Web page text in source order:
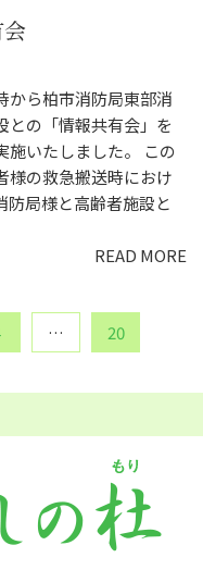
ら柏市消防局東部消
との「情報共有会」を
施いたしました。 この
様の救急搬送時におけ
防局様と高齢者施設と
READ MORE
…
20